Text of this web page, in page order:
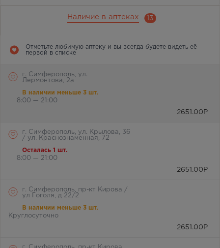
Наличие в аптеках 13
Отметьте любимую аптеку и вы всегда будете видеть её
первой в списке
г. Симферополь, ул.
Лермонтова, 2а
В наличии меньше 3 шт.
8:00 — 21:00
2651.00 Р
г. Симферополь, ул. Крылова, 36
/ ул. Краснознаменная, 72
Осталась 1 шт.
8:00 — 21:00
2651.00 Р
г. Симферополь, пр-кт Кирова /
ул Гоголя, д 22/2
В наличии меньше 3 шт.
Круглосуточно
2651.00 Р